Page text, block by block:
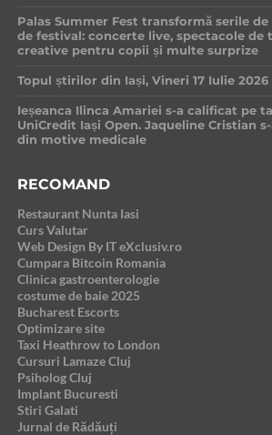
Palas Summer Fest transformă serile
de festival: concerte live, spectacole de
creative pentru copii și multe surprize
Topul știrilor din Iași, Vineri 17 Iulie 2026
Ieșeanca Ilinca Amariei s-a calificat pe
UniCredit Iași Open. Jaqueline Cristian
din motive medicale
RECOMAND
Restaurant Nunta Iasi
Curs Valutar
Web Design By IT eXclusiv.ro
Cumpara Bitcoin Romania
Clinica gastroenterologie
costume de baie 2025
Bucharest Escorts
Optimizare site
Taxi Heathrow to London
Cursuri Lamaze Cluj
Psiholog Cluj
Implant Bucuresti
Stiri Galati
Jurnal de Rădăuți